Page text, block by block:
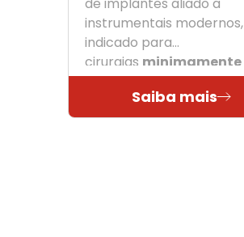
de implantes aliado a
instrumentais modernos,
indicado para
cirurgias minimamente
invasivasda coluna.
Saiba mais